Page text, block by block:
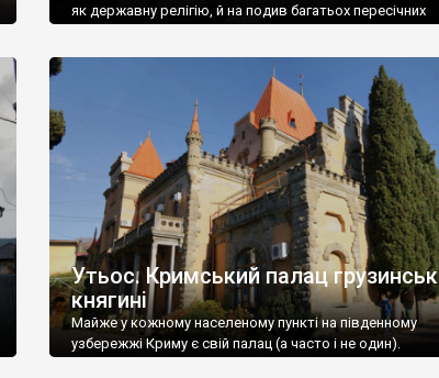
як державну релігію, й на подив багатьох пересічних
Утьос. Кримський палац
княгині
Майже у кожному населеному пункті на південному
узбережжі Криму є свій палац (а часто і не один).